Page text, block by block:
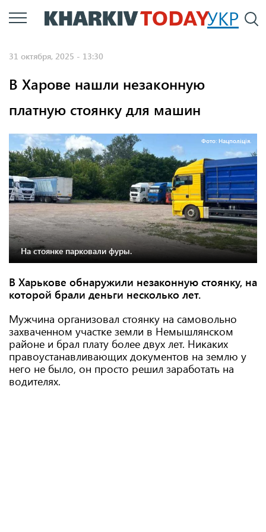
Перейти
к
УКР
31 октября, 2025 - 13:30
В Харове нашли незаконную
платную стоянку для машин
Фото: Нацполіція.
На стоянке парковали фуры.
В Харькове обнаружили незаконную стоянку, на
которой брали деньги несколько лет.
Мужчина организовал стоянку на самовольно
захваченном участке земли в Немышлянском
районе и брал плату более двух лет. Никаких
правоустанавливающих документов на землю у
него не было, он просто решил заработать на
водителях.